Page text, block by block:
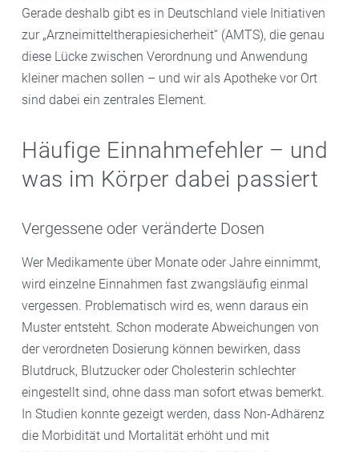
Gerade deshalb gibt es in Deutschland viele Initiativen
zur „Arzneimitteltherapiesicherheit“ (AMTS), die genau
diese Lücke zwischen Verordnung und Anwendung
kleiner machen sollen – und wir als Apotheke vor Ort
sind dabei ein zentrales Element.
Häufige Einnahmefehler – und
was im Körper dabei passiert
Vergessene oder veränderte Dosen
Wer Medikamente über Monate oder Jahre einnimmt,
wird einzelne Einnahmen fast zwangsläufig einmal
vergessen. Problematisch wird es, wenn daraus ein
Muster entsteht. Schon moderate Abweichungen von
der verordneten Dosierung können bewirken, dass
Blutdruck, Blutzucker oder Cholesterin schlechter
eingestellt sind, ohne dass man sofort etwas bemerkt.
In Studien konnte gezeigt werden, dass Non-Adhärenz
die Morbidität und Mortalität erhöht und mit